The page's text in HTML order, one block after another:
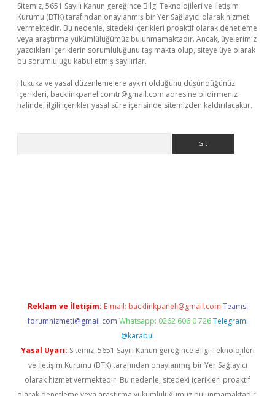
Sitemiz, 5651 Sayılı Kanun gereğince Bilgi Teknolojileri ve İletişim
Kurumu (BTK) tarafından onaylanmış bir Yer Sağlayıcı olarak hizmet
vermektedir. Bu nedenle, sitedeki içerikleri proaktif olarak denetleme
veya araştırma yükümlülüğümüz bulunmamaktadır. Ancak, üyelerimiz
yazdıkları içeriklerin sorumluluğunu taşımakta olup, siteye üye olarak
bu sorumluluğu kabul etmiş sayılırlar.
Hukuka ve yasal düzenlemelere aykırı olduğunu düşündüğünüz
içerikleri, backlinkpanelicomtr@gmail.com adresine bildirmeniz
halinde, ilgili içerikler yasal süre içerisinde sitemizden kaldırılacaktır.
Reklam ve İletişim: E-mail: backlinkpaneli@gmail.com Teams:
forumhizmeti@gmail.com Whatsapp: 0262 606 0 726 Telegram:
@karabul
Yasal Uyarı: Sitemiz, 5651 Sayılı Kanun gereğince Bilgi Teknolojileri
ve İletişim Kurumu (BTK) tarafından onaylanmış bir Yer Sağlayıcı
olarak hizmet vermektedir. Bu nedenle, sitedeki içerikleri proaktif